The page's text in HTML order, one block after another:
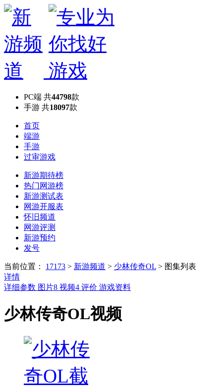
PC端 共44798款
手游 共18097款
首页
端游
手游
过审游戏
新游期待榜
热门网游榜
新游测试表
网游开服表
怀旧频道
网游评测
新游预约
发号
当前位置： 17173 > 新游频道 > 少林传奇OL > 图集列表
详情
详细参数 图片8 视频4 评价 游戏资料
少林传奇OL视频